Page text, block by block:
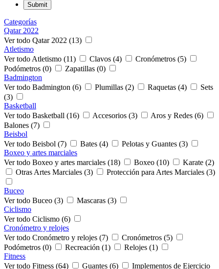
Categorías
Qatar 2022
Ver todo Qatar 2022 (13)
Atletismo
Ver todo Atletismo (11)
Clavos (4)
Cronómetros (5)
Podómetros (0)
Zapatillas (0)
Badmington
Ver todo Badmington (6)
Plumillas (2) Raquetas (4)
Sets
(3)
Basketball
Ver todo Basketball (16)
Accesorios (3)
Aros y Redes (6)
Balones (7)
Beisbol
Ver todo Beisbol (7)
Bates (4)
Pelotas y Guantes (3)
Boxeo y artes marciales
Ver todo Boxeo y artes marciales (18)
Boxeo (10)
Karate (2)
Otras Artes Marciales (3)
Protección para Artes Marciales (3)
Buceo
Ver todo Buceo (3)
Mascaras (3)
Ciclismo
Ver todo Ciclismo (6)
Cronómetro y relojes
Ver todo Cronómetro y relojes (7)
Cronómetros (5)
Podómetros (0)
Recreación (1)
Relojes (1)
Fitness
Ver todo Fitness (64)
Guantes (6)
Implementos de Ejercicio